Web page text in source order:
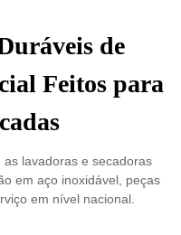
de
Feitos para
lavadoras e secadoras
em aço inoxidável, peças
em nível nacional.